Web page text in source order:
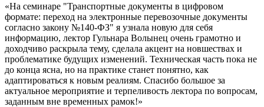
«На семинаре "Транспортные документы в цифровом
формате: переход на электронные перевозочные документы
согласно закону №140-ФЗ" я узнала новую для себя
информацию, лектор Гульнара Волынец очень грамотно и
доходчиво раскрыла тему, сделала акцент на новшествах и
проблематике будущих изменений. Техническая часть пока не
до конца ясна, но на практике станет понятно, как
адаптироваться к новым реалиям. Спасибо большое за
актуальное мероприятие и терпеливость лектора по вопросам,
заданным вне временных рамок!»